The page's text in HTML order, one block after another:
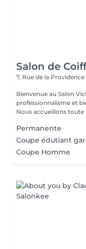
Salon de
7, Rue de la Providence
Bienvenue au Salon
professionnalisme et
Nous accueillons toute
Permanente
Coupe édutiant
Coupe Homme